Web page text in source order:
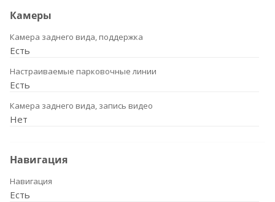
Камеры
Камера заднего вида, поддержка
Есть
Настраиваемые парковочные линии
Есть
Камера заднего вида, запись видео
Нет
Навигация
Навигация
Есть